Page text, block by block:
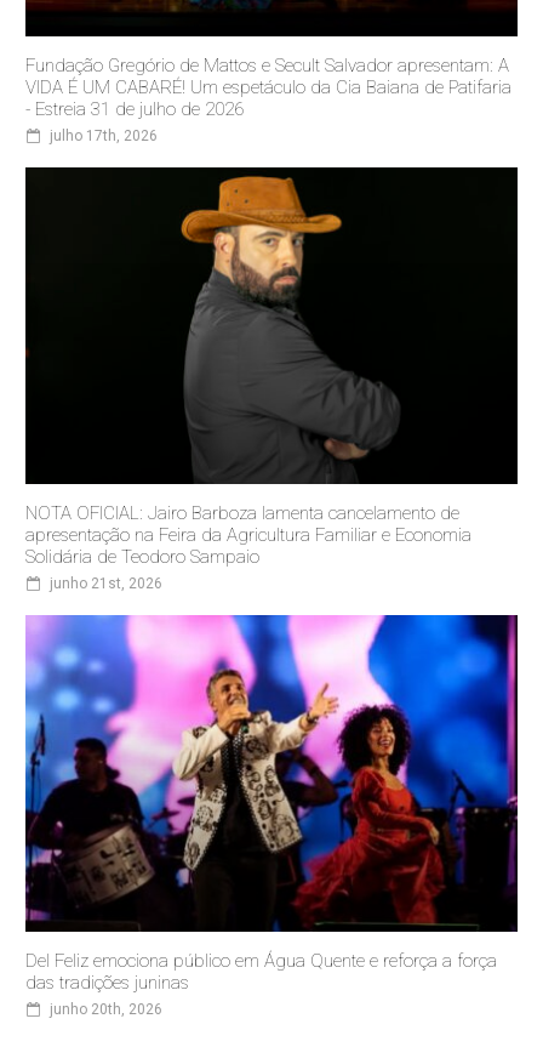
Fundação Gregório de Mattos e Secult Salvador apresentam: A
VIDA É UM CABARÉ! Um espetáculo da Cia Baiana de Patifaria
- Estreia 31 de julho de 2026
julho 17th, 2026
NOTA OFICIAL: Jairo Barboza lamenta cancelamento de
apresentação na Feira da Agricultura Familiar e Economia
Solidária de Teodoro Sampaio
junho 21st, 2026
Del Feliz emociona público em Água Quente e reforça a força
das tradições juninas
junho 20th, 2026